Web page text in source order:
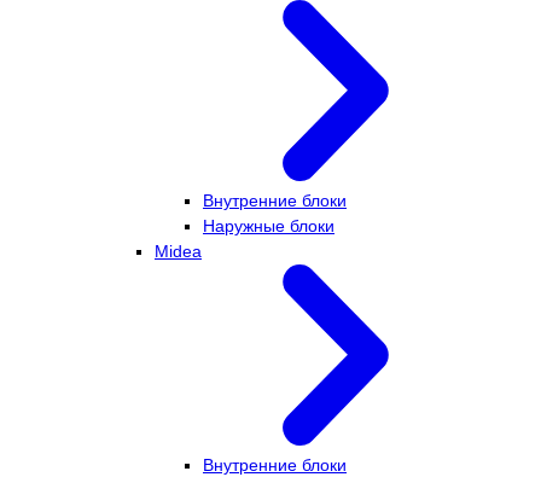
Внутренние блоки
Наружные блоки
Midea
Внутренние блоки